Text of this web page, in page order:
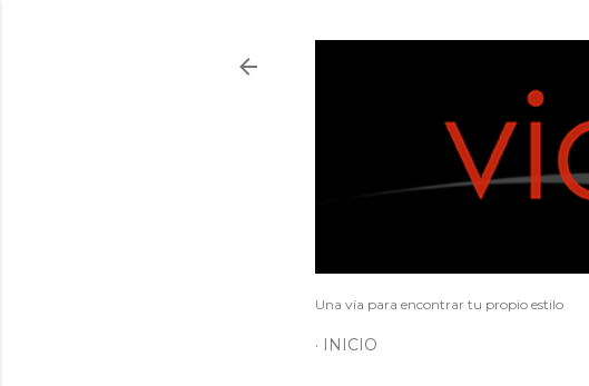
Una vía para encontrar tu propio estilo
INICIO